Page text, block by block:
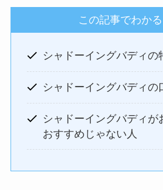
この記事でわか
シャドーイングバディの
シャドーイングバディの
シャドーイングバディが
おすすめじゃない人